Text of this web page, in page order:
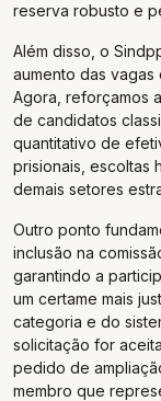
reserva robusto e
Além disso, o
aumento das
Agora, reforçamos
de candidatos
quantitativo de
prisionais, escoltas
demais setores
Outro ponto
inclusão na
garantindo a
um certame mais
categoria e do
solicitação for
pedido de
membro que